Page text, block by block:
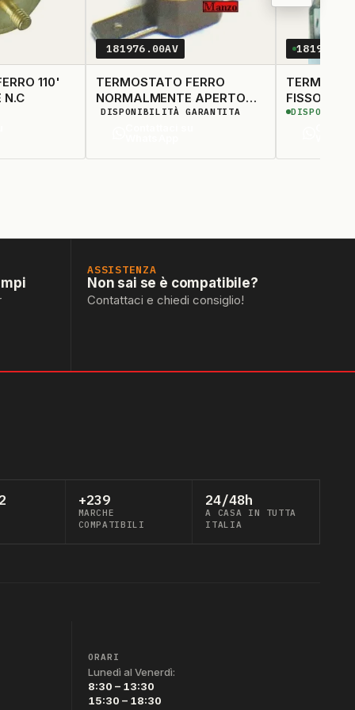
110'
FISSO CON VITE N.C
181976.00AV
TERMOSTATO FERRO
NORMALMENTE APERTO
160°C. FISSO
DISPONIBILITÀ GARANTITA
ASSISTENZA
Non sai se è compatibile?
Contattaci e chiedi consiglio!
+239
MARCHE
COMPATIBILI
24/48h
A CASA IN TUTTA
ITALIA
ORARI
Lunedì al Venerdì:
8:30 – 13:30
15:30 – 18:30